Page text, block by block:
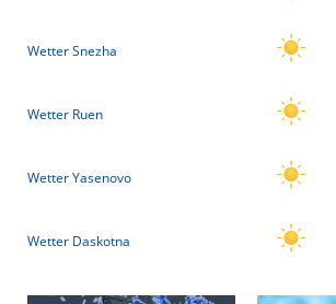
Wetter Snezha
Wetter Ruen
Wetter Yasenovo
Wetter Daskotna